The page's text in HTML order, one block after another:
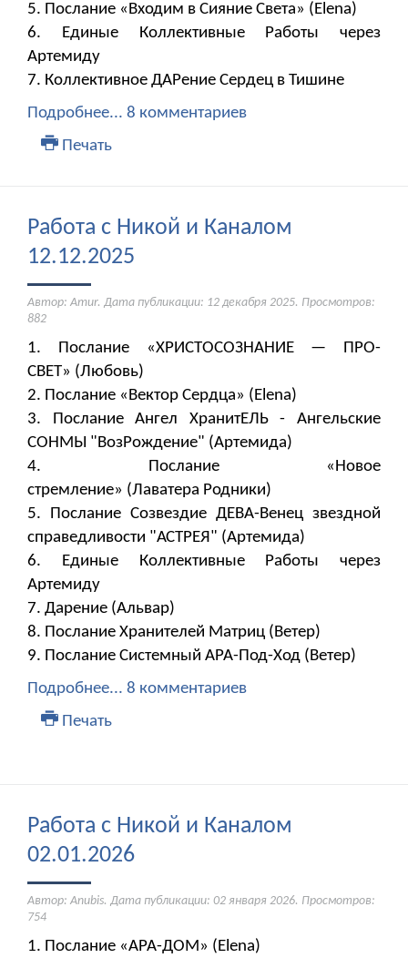
5. Послание «Входим в Сияние Света» (Elena)
6. Единые Коллективные Работы через
Артемиду
7. Коллективное ДАРение Сердец в Тишине
Подробнее... 8 комментариев
Печать
Работа с Никой и Каналом
12.12.2025
Автор: Amur. Дата публикации: 12 декабря 2025. Просмотров:
882
1. Послание «ХРИСТОСОЗНАНИЕ — ПРО-
СВЕТ» (Любовь)
2. Послание «Вектор Сердца» (Elena)
3. Послание Ангел ХранитЕЛЬ - Ангельские
СОНМЫ "ВозРождение" (Артемида)
4. Послание «Новое
стремление» (Лаватера Родники)
5. Послание Созвездие ДЕВА-Венец звездной
справедливости "АСТРЕЯ" (Артемида)
6. Единые Коллективные Работы через
Артемиду
7. ​​​​​​​Дарение (Альвар)
8. Послание Хранителей Матриц (Ветер)
9. Послание Системный АРА-Под-Ход (Ветер)
Подробнее... 8 комментариев
Печать
Работа с Никой и Каналом
02.01.2026
Автор: Anubis. Дата публикации: 02 января 2026. Просмотров:
754
1. Послание «АРА-ДОМ» (Elena)